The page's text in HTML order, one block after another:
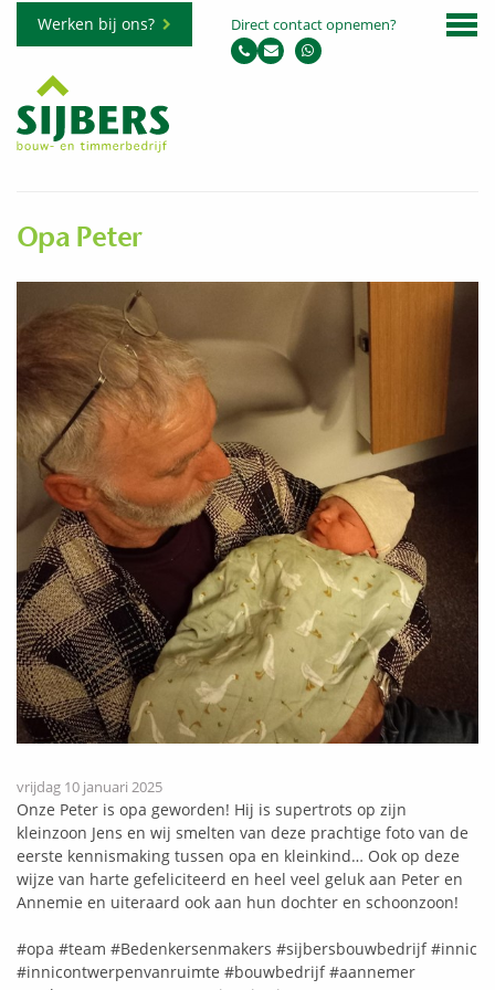
Werken bij ons? Direct contact opnemen?
Opa Peter
vrijdag 10 januari 2025
Onze Peter is opa geworden! Hij is supertrots op zijn
kleinzoon Jens en wij smelten van deze prachtige foto van de
eerste kennismaking tussen opa en kleinkind… Ook op deze
wijze van harte gefeliciteerd en heel veel geluk aan Peter en
Annemie en uiteraard ook aan hun dochter en schoonzoon!
#opa #team #Bedenkersenmakers #sijbersbouwbedrijf #innic
#innicontwerpenvanruimte #bouwbedrijf #aannemer